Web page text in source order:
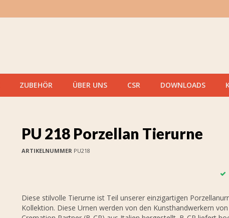
ZUBEHÖR ÜBER UNS CSR DOWNLOADS
PU 218 Porzellan Tierurne
ARTIKELNUMMERPU218
Diese stilvolle Tierurne ist Teil unserer einzigartigen
Kollektion. Diese Urnen werden von den Kunsthandwerkern